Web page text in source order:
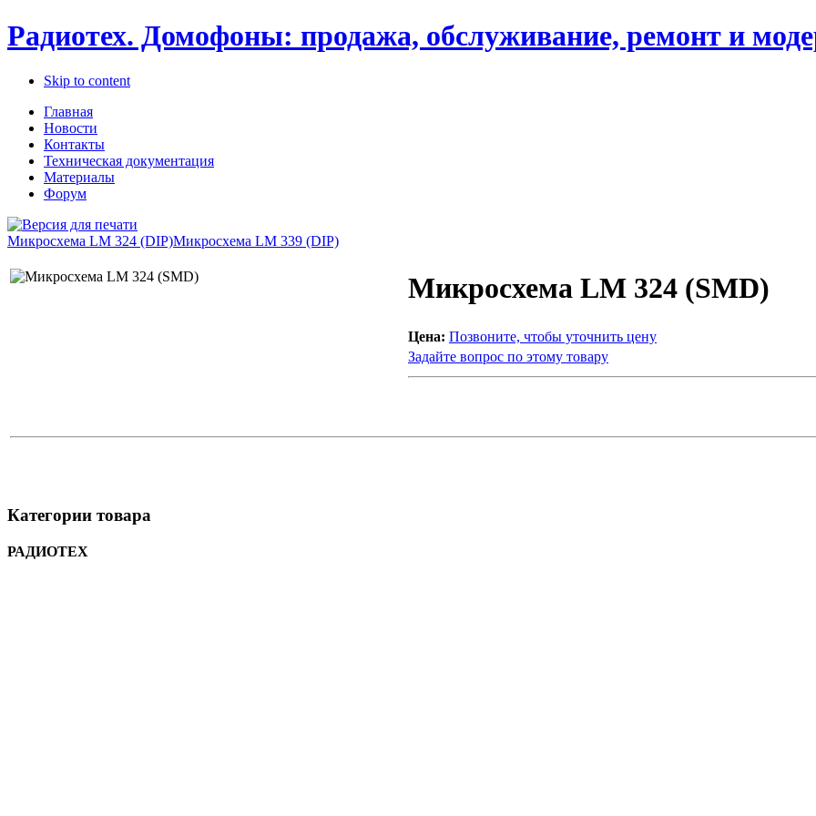
Радиотех. Домофоны: продажа, обслуживание, ремонт и
Skip to content
Главная
Новости
Контакты
Техническая документация
Материалы
Форум
Микросхема LM 324 (DIP)Микросхема LM 339 (DIP)
Микросхема LM 324 (SMD)
Цена: Позвоните, чтобы уточнить цену
Задайте вопрос по этому товару
Категории товара
РАДИОТЕХ